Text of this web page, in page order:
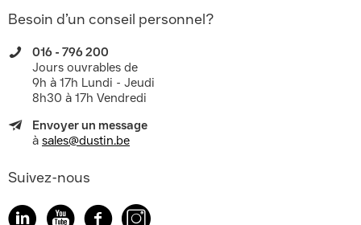
Besoin d’un conseil personnel?
016 - 796 200
Jours ouvrables de
9h à 17h Lundi - Jeudi
8h30 à 17h Vendredi
Envoyer un message
à sales@dustin.be
Suivez-nous